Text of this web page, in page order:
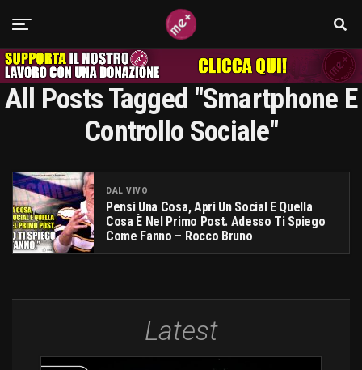
All Posts Tagged "smartphone E
Controllo Sociale"
DAL VIVO
Pensi Una Cosa, Apri Un Social E Quella
Cosa È Nel Primo Post. Adesso Ti Spiego
Come Fanno – Rocco Bruno
Latest